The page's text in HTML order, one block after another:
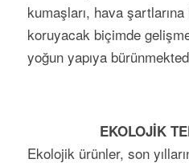
kumaşları, hava şartlarına
koruyacak biçimde
yoğun yapıya
EKOLOJİK
Ekolojik ürünler, son